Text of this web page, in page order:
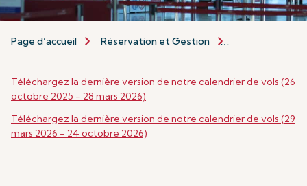
Page d’accueil Réservation et Gestion
Téléchargez la dernière version de notre calendrier de vols (26
octobre 2025 - 28 mars 2026)
Téléchargez la dernière version de notre calendrier de vols (29
mars 2026 - 24 octobre 2026)